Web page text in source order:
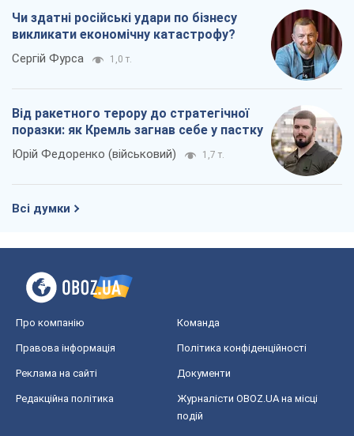
Чи здатні російські удари по бізнесу
викликати економічну катастрофу?
Сергій Фурса 1,0 т.
Від ракетного терору до стратегічної
поразки: як Кремль загнав себе у пастку
Юрій Федоренко (військовий) 1,7 т.
Всі думки
Про компанію Команда
Правова інформація Політика конфіденційності
Реклама на сайті Документи
Редакційна політика
Журналісти OBOZ.UA на місці
подій